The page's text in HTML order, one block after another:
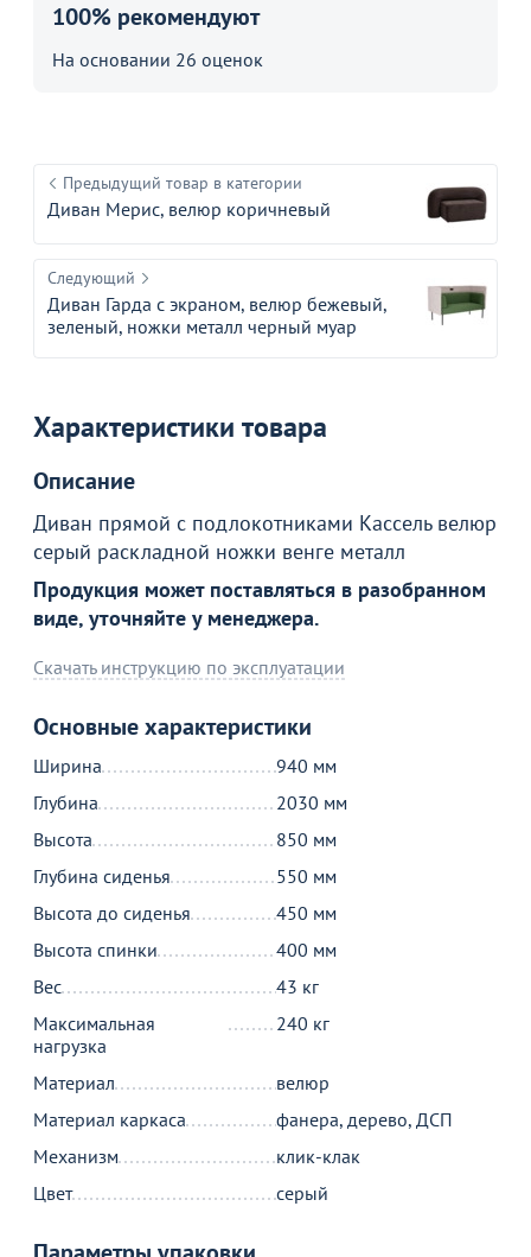
100% рекомендуют
На основании 26 оценок
Предыдущий товар в категории
Диван Мерис, велюр коричневый
Следующий
Диван Гарда с экраном, велюр бежевый,
зеленый, ножки металл черный муар
Характеристики товара
Описание
Диван прямой с подлокотниками Кассель велюр
серый раскладной ножки венге металл
Продукция может поставляться в разобранном
виде, уточняйте у менеджера.
Скачать инструкцию по эксплуатации
Основные характеристики
Ширина
940 мм
Глубина
2030 мм
Высота
850 мм
Глубина сиденья
550 мм
Высота до сиденья
450 мм
Высота спинки
400 мм
Вес
43 кг
Максимальная
нагрузка
240 кг
Материал
велюр
Материал каркаса
фанера, дерево, ДСП
Механизм
клик-клак
Цвет
серый
Товар в корзине
Диван прямой Кассель велюр серый
от 51 590
В корзине
Продолжить покупки
С этим товаром покупают